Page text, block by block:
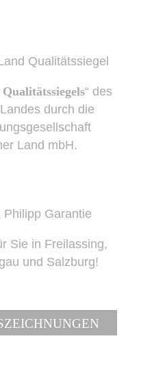
“ des
durch die
Land mbH.
Sie in Freilassing,
und Salzburg!